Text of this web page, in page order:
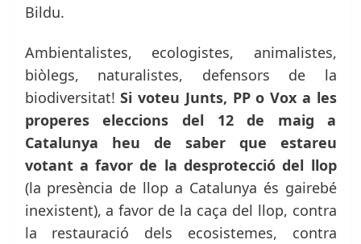
Bildu.
Ambientalistes, ecologistes, animalistes,
biòlegs, naturalistes, defensors de la
biodiversitat!Si voteu Junts, PP o Vox a les
properes eleccions del 12 de maig a
Catalunya heu de saber que estareu
votant a favor de la desprotecció del llop
(la presència de llop a Catalunya és gairebé
inexistent), a favor de la caça del llop, contra
la restauració dels ecosistemes, contra